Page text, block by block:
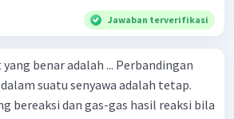
Jawaban terverifikasi
adalah ... Perbandingan
suatu senyawa adalah tetap.
bereaksi dan gas-gas hasil reaksi bila